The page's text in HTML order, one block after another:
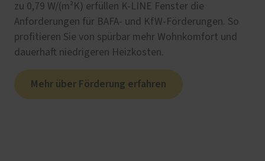
zu 0,79 W/(m²K) erfüllen K-LINE Fenster die
Anforderungen für BAFA‑ und KfW‑Förderungen. So
profitieren Sie von spürbar mehr Wohnkomfort und
dauerhaft niedrigeren Heizkosten.
Mehr über Förderung erfahren